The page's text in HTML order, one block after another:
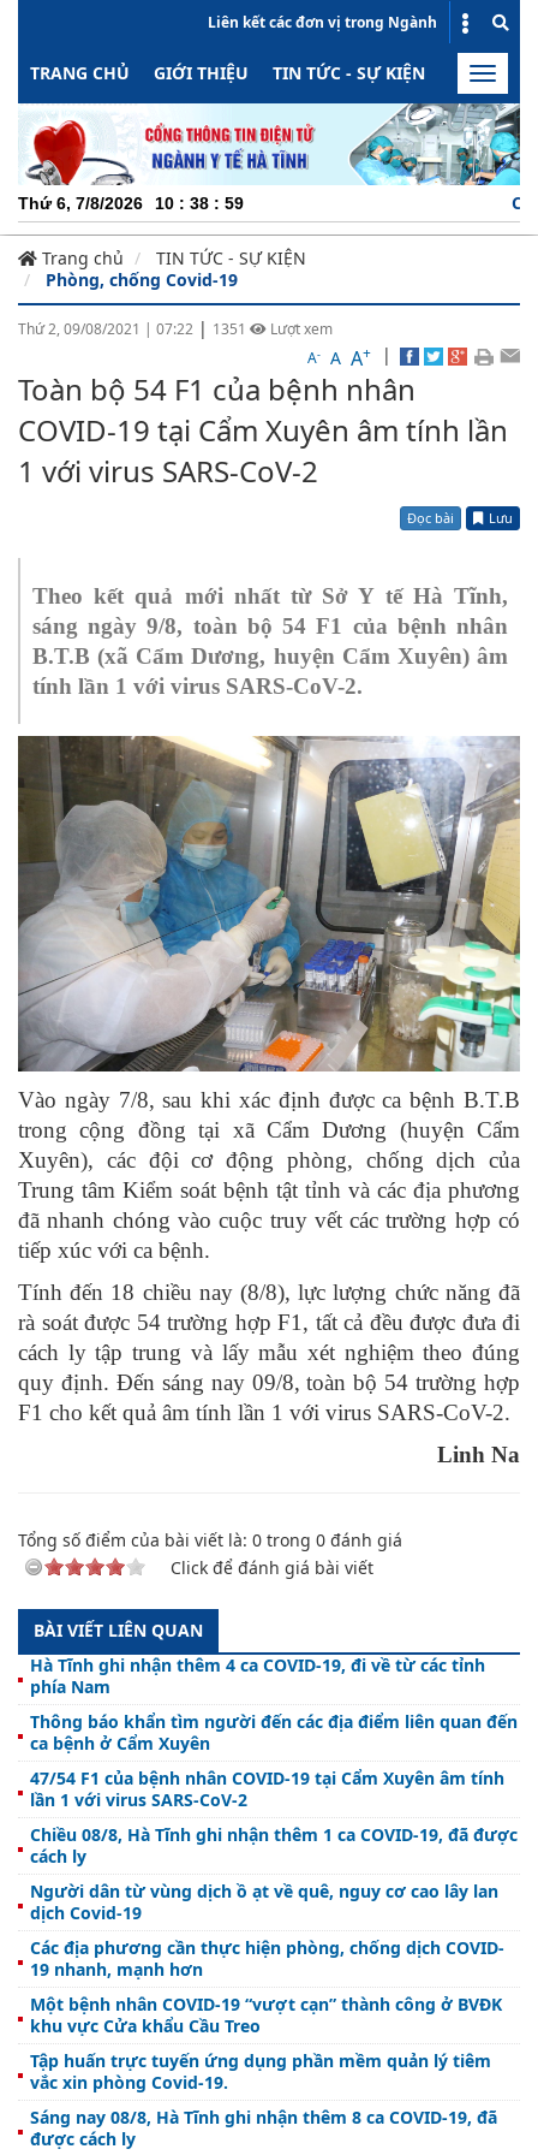
Liên kết các đơn vị trong Ngành
TRANG CHỦ GIỚI THIỆU TIN TỨC - SỰ KIỆN HOẠT
Toggle
Thứ 6, 7/8/2026 10 : 38 : 59
Trang chủ
TIN TỨC - SỰ KIỆN
Phòng, chống Covid-19
Thứ 2, 09/08/2021 | 07:22 | 1351
Lượt xem
A- A A+ |
Toàn bộ 54 F1 của bệnh nhân
COVID-19 tại Cẩm Xuyên âm tính lần
1 với virus SARS-CoV-2
Đọc bài Lưu
Theo kết quả mới nhất từ Sở Y tế Hà Tĩnh,
sáng ngày 9/8, toàn bộ 54 F1 của bệnh nhân
B.T.B (xã Cẩm Dương, huyện Cẩm Xuyên) âm
tính lần 1 với virus SARS-CoV-2.
Vào ngày 7/8, sau khi xác định được ca bệnh B.T.B
trong cộng đồng tại xã Cẩm Dương (huyện Cẩm
Xuyên), các đội cơ động phòng, chống dịch của
Trung tâm Kiểm soát bệnh tật tỉnh và các địa phương
đã nhanh chóng vào cuộc truy vết các trường hợp có
tiếp xúc với ca bệnh.
Tính đến 18 chiều nay (8/8), lực lượng chức năng đã
rà soát được 54 trường hợp F1, tất cả đều được đưa đi
cách ly tập trung và lấy mẫu xét nghiệm theo đúng
quy định. Đến sáng nay 09/8, toàn bộ 54 trường hợp
F1 cho kết quả âm tính lần 1 với virus SARS-CoV-2.
Linh Na
Tổng số điểm của bài viết là: 0 trong 0 đánh giá
Click để đánh giá bài viết
BÀI VIẾT LIÊN QUAN
Hà Tĩnh ghi nhận thêm 4 ca COVID-19, đi về từ các tỉnh
phía Nam
Thông báo khẩn tìm người đến các địa điểm liên quan đến
ca bệnh ở Cẩm Xuyên
47/54 F1 của bệnh nhân COVID-19 tại Cẩm Xuyên âm tính
lần 1 với virus SARS-CoV-2
Chiều 08/8, Hà Tĩnh ghi nhận thêm 1 ca COVID-19, đã được
cách ly
Người dân từ vùng dịch ồ ạt về quê, nguy cơ cao lây lan
dịch Covid-19
Các địa phương cần thực hiện phòng, chống dịch COVID-
19 nhanh, mạnh hơn
Một bệnh nhân COVID-19 “vượt cạn” thành công ở BVĐK
khu vực Cửa khẩu Cầu Treo
Tập huấn trực tuyến ứng dụng phần mềm quản lý tiêm
vắc xin phòng Covid-19.
Sáng nay 08/8, Hà Tĩnh ghi nhận thêm 8 ca COVID-19, đã
được cách ly